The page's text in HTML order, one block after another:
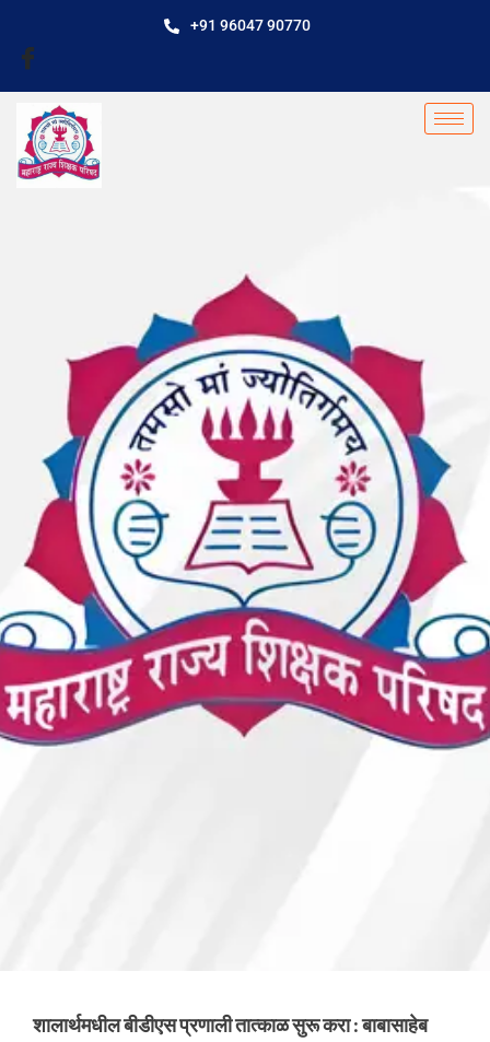
+91 96047 90770
शालार्थमधील बीडीएस प्रणाली तात्काळ सुरू करा : बाबासाहेब